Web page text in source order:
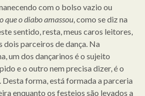
com o bolso vazio ou
que o diabo amassou , como se diz na
sentido, resta, meus caros leitores,
dois parceiros de dança. Na
um dos dançarinos é o sujeito
e o outro nem precisa dizer, é o
forma, está formada a parceria
enquanto os festejos são levados a